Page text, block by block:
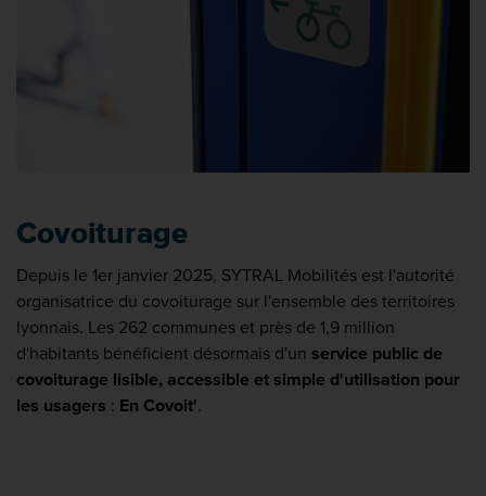
Covoiturage
Depuis le 1er janvier 2025, SYTRAL Mobilités est l'autorité
organisatrice du covoiturage sur l'ensemble des territoires
lyonnais. Les 262 communes et près de 1,9 million
d'habitants bénéficient désormais d'un service public de
covoiturage lisible, accessible et simple d'utilisation pour
les usagers : En Covoit'.